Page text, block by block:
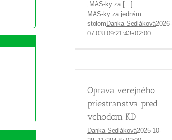
„MAS-ky za [...]
MAS-ky za jedným
stolom Danka Sedláková2026-
07-03T09:21:43+02:00
Oprava verejného
priestranstva pred
vchodom KD
Danka Sedláková2025-10-